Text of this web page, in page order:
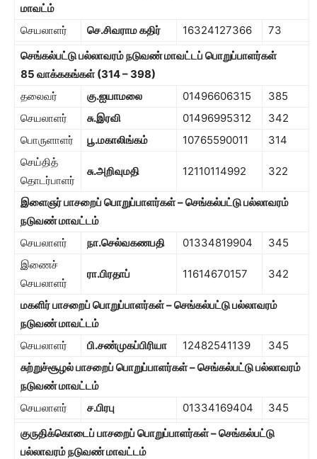
மாவட்ம்
செயலாளர்
செ.சிவராம கதிர் 16324127366
73
செங்கல்பட்டு பல்லாவரம் நடுவண் மாவட்டப் பொறுப்பாளர்கள்
85 வாக்ககங்கள் (314– 398)
தலைவர்
கு.ஐயாமலை 01496606315
385
செயலாளர்
சு.இரவி 01496995312
342
பொருளாளர்
பூ.மகாலிங்கம் 10765590011
314
செய்தித்
தொடர்பாளர்
சு.அறிவுமதி 12110114992 322
இளைஞர் பாசறைப் பொறுப்பாளர்கள் – செங்கல்பட்டு பல்லாவரம்
நடுவண் மாவட்டம்
செயலாளர்
நா.செல்வகணபதி 01334819904
345
இணைச்
செயலாளர்
ரா.பிரதாப் 11614670157 342
மகளிர் பாசறைப் பொறுப்பாளர்கள் – செங்கல்பட்டு பல்லாவரம்
நடுவண் மாவட்டம்
செயலாளர்
பி.சண்முகப்பிரியா 12482541139
345
சுற்றுச்சூழல் பாசறைப் பொறுப்பாளர்கள் – செங்கல்பட்டு பல்லாவரம்
நடுவண் மாவட்டம்
செயலாளர்
ச.பிரபு 01334169404
345
குருதிக்கொடைப் பாசறைப் பொறுப்பாளர்கள் – செங்கல்பட்டு
பல்லாவரம் நடுவண் மாவட்டம்